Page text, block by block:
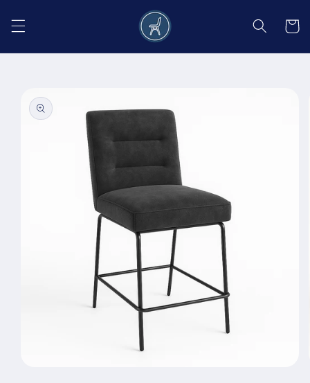
conținut
Coș
informațiile
despre
produs